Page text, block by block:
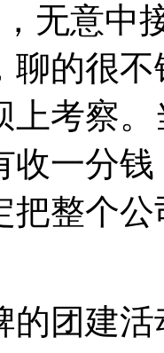
无意中
聊的很
上考察
收一分
把整个
的团建